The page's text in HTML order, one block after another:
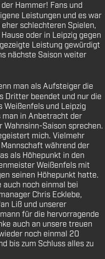
Hammer! Fans und
Leistungen und es war
schlechteren Spielen,
oder in Leipzig gegen
Leistung gewürdigt
nächste Saison weiter
man als Aufsteiger die
Dritter beendet und nur die
und Leipzig
man in Anbetracht der
Wahnsinn-Saison sprechen.
mich. Vielmehr
während der
als Höhepunkt in den
Weißenfels mit
seinen Höhepunkt hatte.
noch einmal bei
Chris Ecklebe,
Liß und unserer
für die hervorragende
auch an unsere treuen
noch einmal 20
bis zum Schluss alles zu